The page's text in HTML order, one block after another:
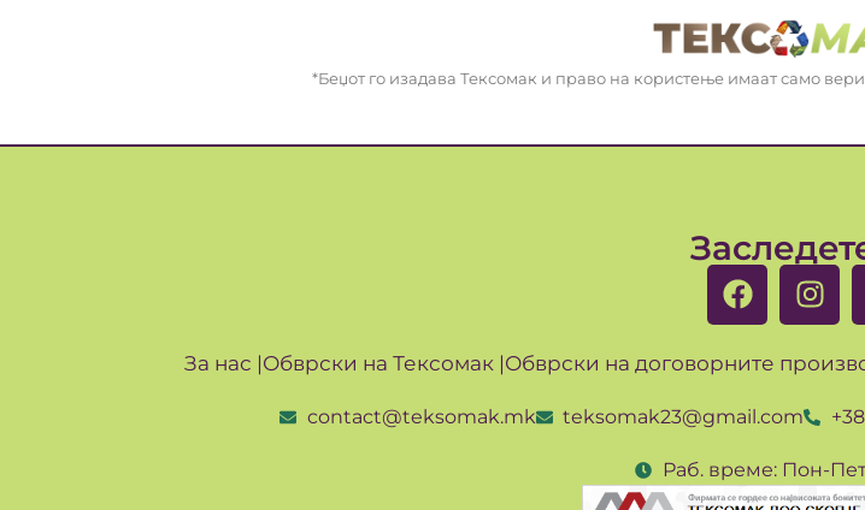
*Беџот го изадава Тексомак и право на користење имаат само
За нас |Обврски на Тексомак |Обврски на договорните
contact@teksomak.mk teksomak23@gmail.com
Раб. време: Пон-